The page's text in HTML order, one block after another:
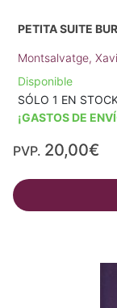
PETITA SUITE
Montsalvatge,
Disponible
SÓLO 1 EN
¡GASTOS DE
PVP. 20,00€